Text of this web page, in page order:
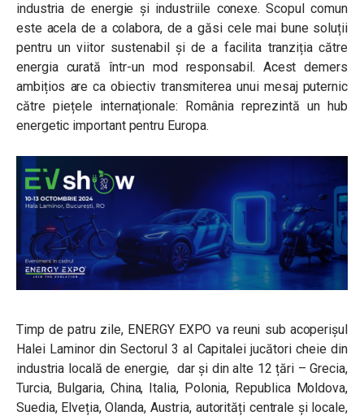
industria de energie și industriile conexe. Scopul comun
este acela de a colabora, de a găsi cele mai bune soluții
pentru un viitor sustenabil și de a facilita tranziția către
energia curată într-un mod responsabil. Acest demers
ambițios are ca obiectiv transmiterea unui mesaj puternic
către piețele internaționale: România reprezintă un hub
energetic important pentru Europa.
Timp de patru zile, ENERGY EXPO va reuni sub acoperișul
Halei Laminor din Sectorul 3 al Capitalei jucători cheie din
industria locală de energie, dar și din alte 12 țări – Grecia,
Turcia, Bulgaria, China, Italia, Polonia, Republica Moldova,
Suedia, Elveția, Olanda, Austria, autorități centrale și locale,